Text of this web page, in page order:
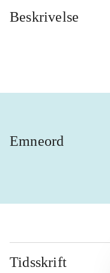
Beskrivelse
Emneord
Tidsskrift